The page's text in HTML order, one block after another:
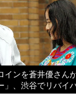
インを蒼井優さん
」、渋谷でリバイ